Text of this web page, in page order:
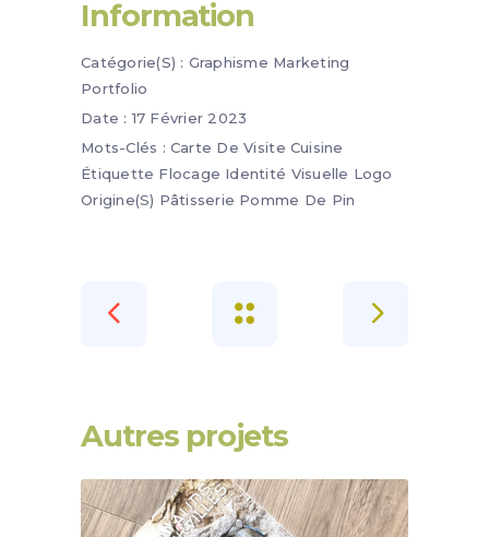
Information
Catégorie(s) : Graphisme Marketing
Portfolio
Date : 17 Février 2023
Mots-Clés : Carte De Visite Cuisine
Étiquette Flocage Identité Visuelle Logo
Origine(s) Pâtisserie Pomme De Pin
Autres projets